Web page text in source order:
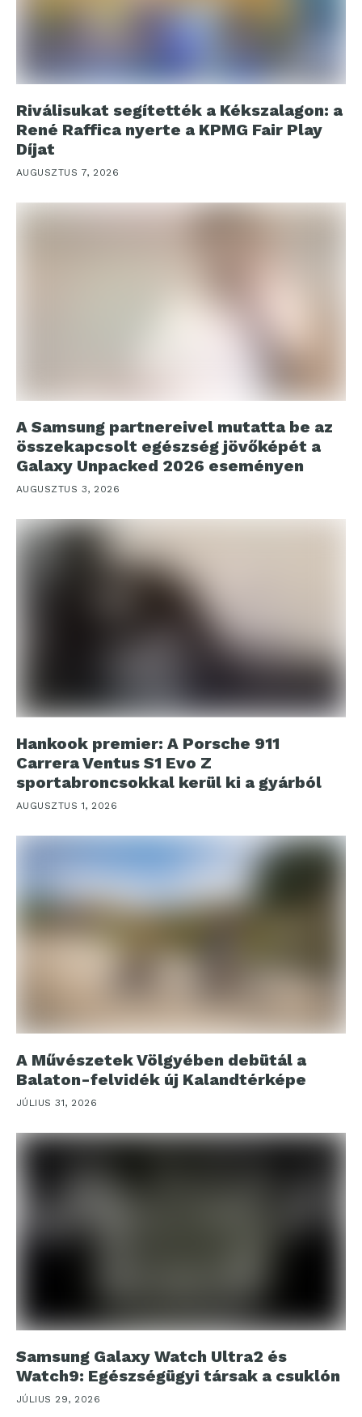
Riválisukat segítették a Kékszalagon: a
René Raffica nyerte a KPMG Fair Play
Díjat
AUGUSZTUS 7, 2026
A Samsung partnereivel mutatta be az
összekapcsolt egészség jövőképét a
Galaxy Unpacked 2026 eseményen
AUGUSZTUS 3, 2026
Hankook premier: A Porsche 911
Carrera Ventus S1 Evo Z
sportabroncsokkal kerül ki a gyárból
AUGUSZTUS 1, 2026
A Művészetek Völgyében debütál a
Balaton-felvidék új Kalandtérképe
JÚLIUS 31, 2026
Samsung Galaxy Watch Ultra2 és
Watch9: Egészségügyi társak a csuklón
JÚLIUS 29, 2026